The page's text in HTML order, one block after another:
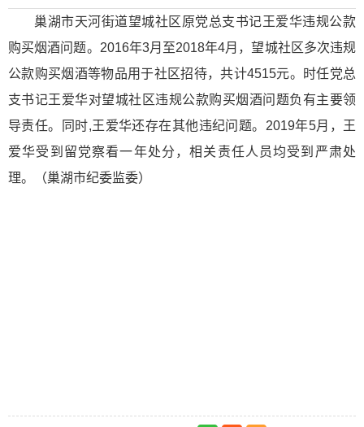
巢湖市天河街道望城社区原党总支书记王爱华违规公款
购买烟酒问题。2016年3月至2018年4月，望城社区多次违规
公款购买烟酒等物品用于社区招待，共计4515元。时任党总
支书记王爱华对望城社区违规公款购买烟酒问题负有主要领
导责任。同时,王爱华还存在其他违纪问题。2019年5月，王
爱华受到留党察看一年处分，相关责任人员均受到严肃处
理。（巢湖市纪委监委）